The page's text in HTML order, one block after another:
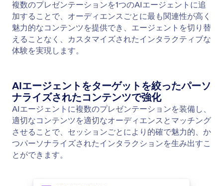
プロンプトを入力して、アイデアを洗練されたプレ
ゼンテーションに変換しましょう。